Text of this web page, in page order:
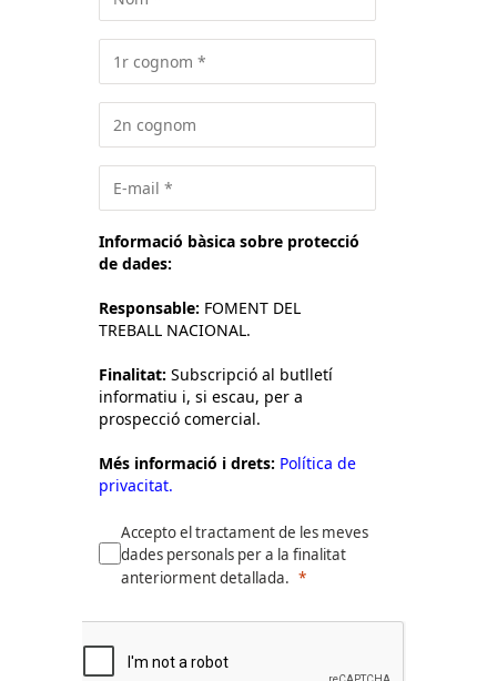
Informació bàsica sobre protecció
de dades:
Responsable: FOMENT DEL
TREBALL NACIONAL.
Finalitat: Subscripció al butlletí
informatiu i, si escau, per a
prospecció comercial.
Més informació i drets: Política de
privacitat.
Accepto el tractament de les meves
dades personals per a la finalitat
anteriorment detallada.